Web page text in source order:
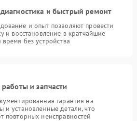
и быстрый ремонт
и опыт позволяют провести
и восстановление в кратчайшие
без устройства
работы и запчасти
гарантия на
и установленные детали, что
повторных неисправностей